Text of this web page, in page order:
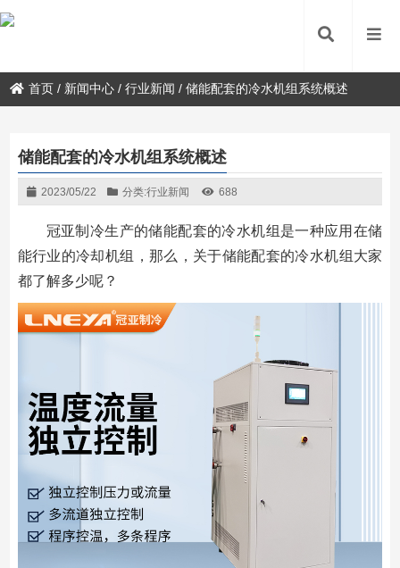
首页 / 新闻中心 /行业新闻 /储能配套的冷水机组系统概述
储能配套的冷水机组系统概述
2023/05/22 分类:行业新闻 688
冠亚制冷生产的储能配套的冷水机组是一种应用在储
能行业的冷却机组，那么，关于储能配套的冷水机组大家
都了解多少呢？